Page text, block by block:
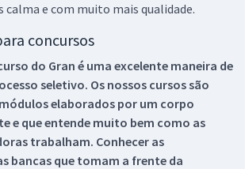
calma e com muito mais qualidade.
concursos
do Gran é uma excelente maneira de
seletivo. Os nossos cursos são
elaborados por um corpo
e que entende muito bem como as
trabalham. Conhecer as
bancas que tomam a frente da